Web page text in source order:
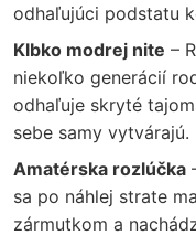
odhaľujúci podstatu
Klbko modrej nite –
niekoľko generácií
odhaľuje skryté
sebe samy vytvárajú.
Amatérska rozlúčka
sa po náhlej strate
zármutkom a